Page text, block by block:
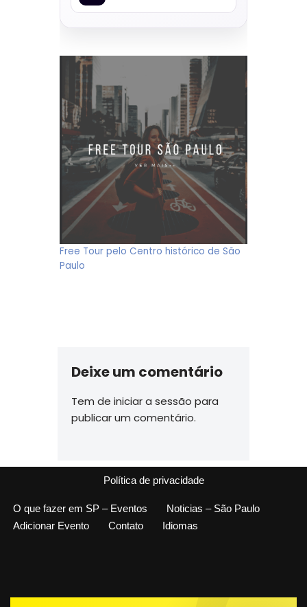
Free Tour pelo Centro histórico de São
Paulo
Deixe um comentário
Tem de iniciar a sessão para
publicar um comentário.
Política de privacidade
O que fazer em SP – Eventos
Noticias – São Paulo
Adicionar Evento
Contato Idiomas